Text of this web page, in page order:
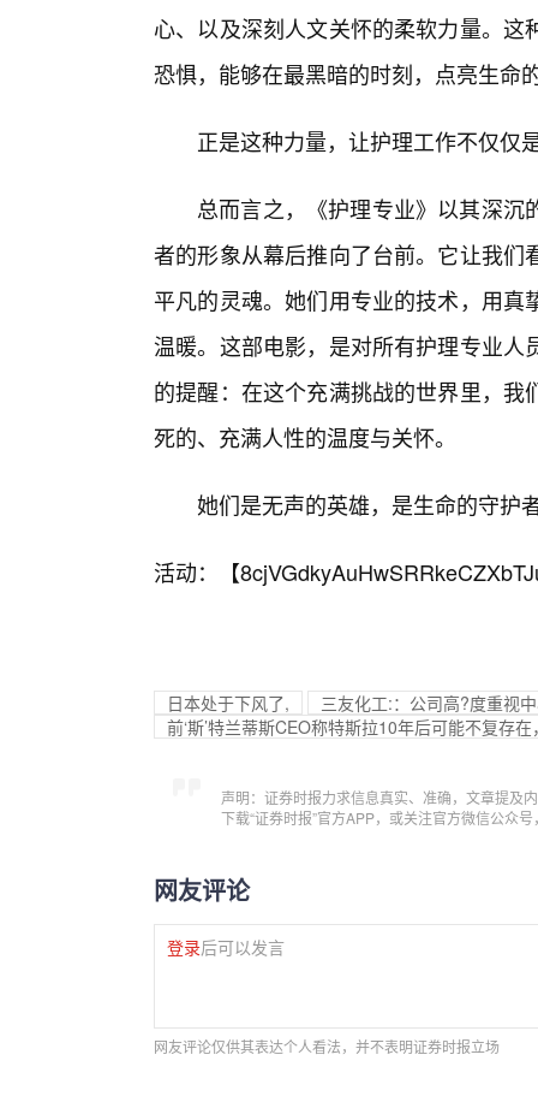
心、以及深刻人文关怀的柔软力量。
恐惧，能够在最黑暗的时刻，点亮生命
正是这种力量，让护理工作不仅仅
总而言之，《护理专业》以其深
者的形象从幕后推向了台前。它让我
平凡的灵魂。她们用专业的技术，用
温暖。这部电影，是对所有护理专业
的提醒：在这个充满挑战的世界里，
死的、充满人性的温度与关怀。
她们是无声的英雄，是生命的守护
活动：【
日本处于下风了,
三友化工:：公司高?度重视
前‘斯’特兰蒂斯CEO称特斯拉10年后可能不复存
声明：证券时报力求信息真实、准确，文章提及
下载“证券时报”官方APP，或关注官方微信公众
网友评论
登录后可以发言
网友评论仅供其表达个人看法，并不表明证券时报立场